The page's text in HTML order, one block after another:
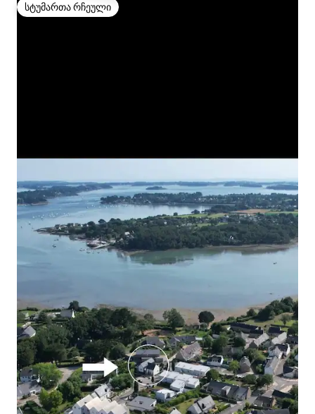
სტუმართა რჩეული
სტუმართა რჩეული